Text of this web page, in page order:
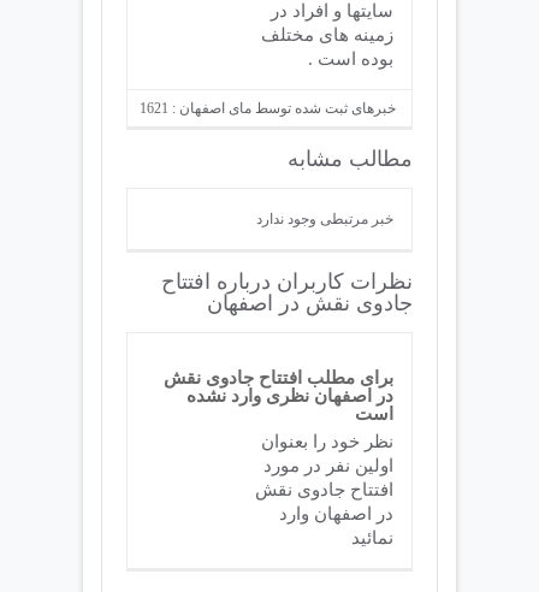
سایتها و افراد در
زمینه های مختلف
بوده است .
خبرهای ثبت شده توسط مای اصفهان : 1621
مطالب مشابه
خبر مرتبطی وجود ندارد
نظرات کاربران درباره افتتاح
جادوی نقش در اصفهان
برای مطلب افتتاح جادوی نقش
در اصفهان نظری وارد نشده
است
نظر خود را بعنوان
اولین نفر در مورد
افتتاح جادوی نقش
در اصفهان وارد
نمائید